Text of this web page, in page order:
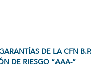
DE LA CFN B.P.
DE RIESGO “AAA-”